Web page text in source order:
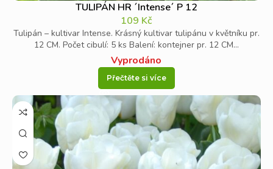
TULIPÁN HR ´Intense´ P 12
109 Kč
Tulipán – kultivar Intense. Krásný kultivar tulipánu v květníku pr.
12 CM. Počet cibulí: 5 ks Balení: kontejner pr. 12 CM...
Vyprodáno
Přečtěte si více